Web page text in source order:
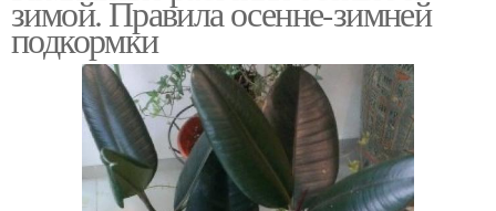
зимой. Правила осенне-зимней
подкормки